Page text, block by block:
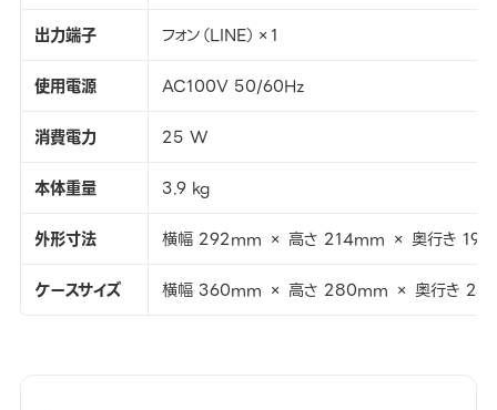
出力端子
フォン（LINE）×1
使用電源
AC100V 50/60Hz
消費電力
25 W
本体重量
3.9 kg
外形寸法
横幅 292mm × 高さ 214mm × 奥行き
ケースサイズ
横幅 360mm × 高さ 280mm × 奥行き